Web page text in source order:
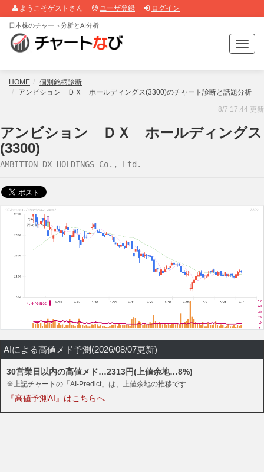
ようこそゲストさん ユーザ登録 ログイン
T
o
g
l
a
日本株のチャート分析とAI分析
HOME
個別銘柄診断
アンビション ＤＸ ホールディングス(3300)のチャート診断と話題分析
8/7 17:44 更新
アンビション ＤＸ ホールディングス
(3300)
AMBITION DX HOLDINGS Co., Ltd.
AIによる高値メド予測(2026/08/07更新)
30営業日以内の高値メド…2313円(上値余地…8%)
※上記チャートの「AI-Predict」は、上値余地の推移です
『高値予測AI』はこちらへ